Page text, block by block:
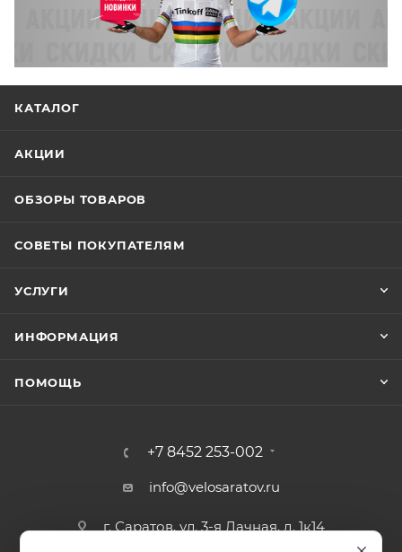
КАТАЛОГ
АКЦИИ
ОБЗОРЫ ТОВАРОВ
СОВЕТЫ ПОКУПАТЕЛЯМ
УСЛУГИ
ИНФОРМАЦИЯ
ПОМОЩЬ
+7 8452 253-002
info@velosaratov.ru
г. Саратов, ул. 3-я Дачная, д. 1к14